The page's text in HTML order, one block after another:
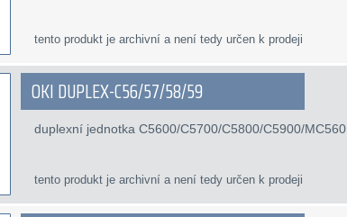
tento produkt je archivní a není tedy určen k prodeji
OKI DUPLEX-C56/57/58/59
duplexní jednotka C5600/C5700/C5800/C5900/MC560
tento produkt je archivní a není tedy určen k prodeji